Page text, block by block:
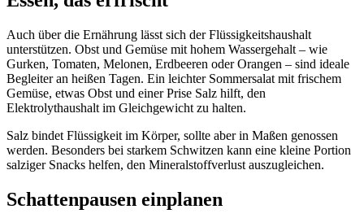
Auch über die Ernährung lässt sich der Flüssigkeitshaushalt
unterstützen. Obst und Gemüse mit hohem Wassergehalt – wie
Gurken, Tomaten, Melonen, Erdbeeren oder Orangen – sind ideale
Begleiter an heißen Tagen. Ein leichter Sommersalat mit frischem
Gemüse, etwas Obst und einer Prise Salz hilft, den
Elektrolythaushalt im Gleichgewicht zu halten.
Salz bindet Flüssigkeit im Körper, sollte aber in Maßen genossen
werden. Besonders bei starkem Schwitzen kann eine kleine Portion
salziger Snacks helfen, den Mineralstoffverlust auszugleichen.
Schattenpausen einplanen